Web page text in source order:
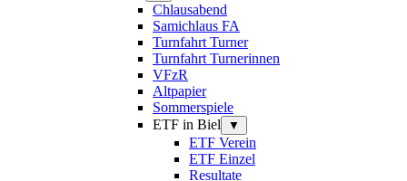
Chlausabend
Samichlaus FA
Turnfahrt Turner
Turnfahrt Turnerinnen
VFzR
Altpapier
Sommerspiele
ETF in Biel
▼
ETF Verein
ETF Einzel
Resultate